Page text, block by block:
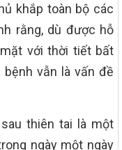
khắp toàn bộ các
rằng, dù được hỗ
với thời tiết bất
vẫn là vấn đề
thiên tai là một
ngày một ngày